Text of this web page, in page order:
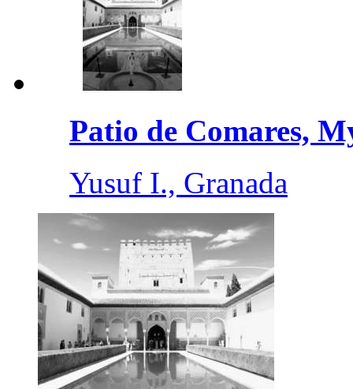
Patio de Comares,
Yusuf I., Granada